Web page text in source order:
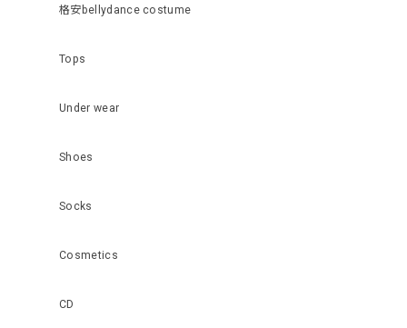
格安bellydance costume
Tops
Under wear
Shoes
Socks
Cosmetics
CD